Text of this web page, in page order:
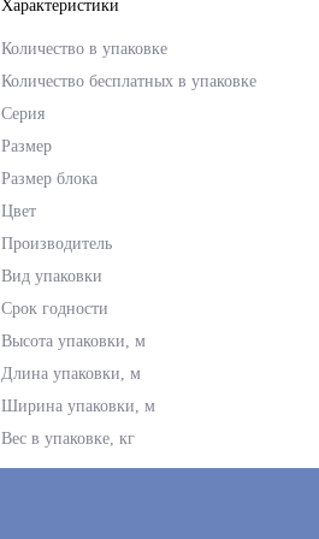
Характеристики
Количество в упаковке
Количество бесплатных в упаковке
Серия
Размер
Размер блока
Цвет
Производитель
Вид упаковки
Срок годности
Высота упаковки, м
Длина упаковки, м
Ширина упаковки, м
Вес в упаковке, кг